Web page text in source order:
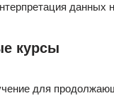
данных
курсы
для